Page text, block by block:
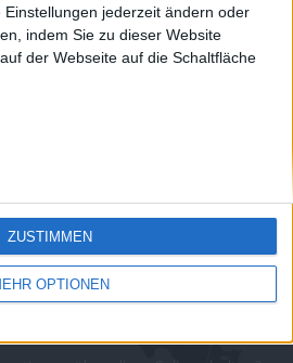
jederzeit ändern oder
indem Sie zu dieser Website
der Webseite auf die Schaltfläche
OPTIONEN
ZUSTIMMEN
lemurdelapresse.com
billets-monuments.com
GeoHeroes.com!